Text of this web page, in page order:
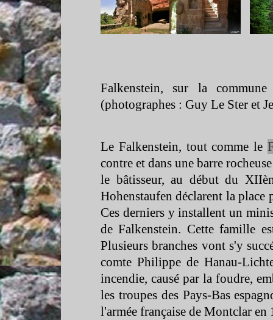
Falkenstein, sur la
(photographes : Guy Le Ster et
Le Falkenstein, tout comme le
contre et dans une barre
le bâtisseur, au début du
Hohenstaufen déclarent la place
Ces derniers y installent un
de Falkenstein. Cette famille
Plusieurs branches vont s'y
comte Philippe de Hanau-
incendie, causé par la foudre,
les troupes des Pays-Bas
l'armée française de Montclar